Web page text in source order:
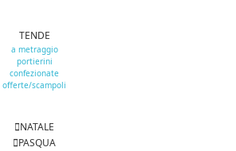
TENDE
a metraggio
portierini
confezionate
offerte/scampoli
NATALE
PASQUA